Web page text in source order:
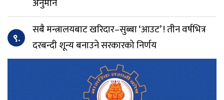
अनुमान
९.
सबै मन्त्रालयबाट खरिदार–सुब्बा ‘आउट’ ! तीन वर्षभित्र
दरबन्दी शून्य बनाउने सरकारको निर्णय